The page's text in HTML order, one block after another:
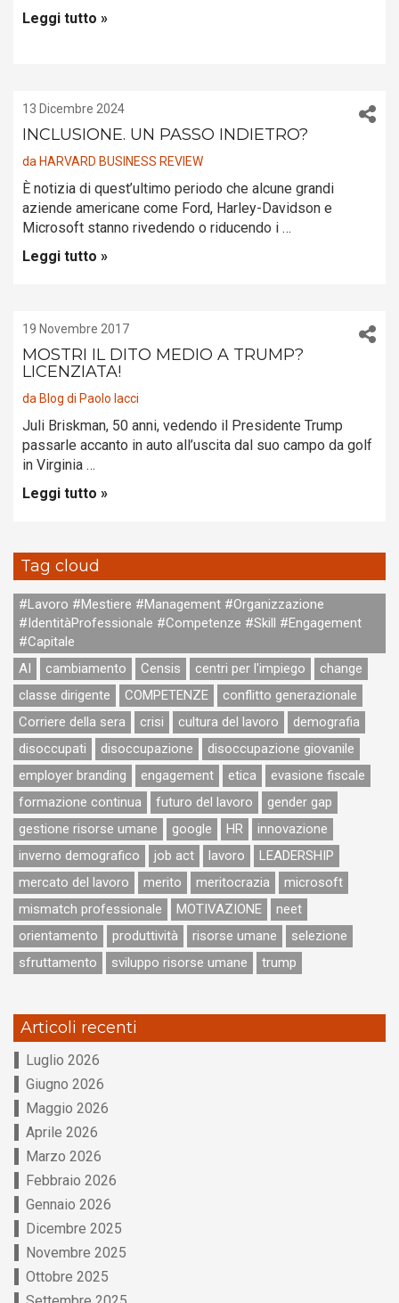
Leggi tutto »
13 Dicembre 2024
INCLUSIONE. UN PASSO INDIETRO?
da HARVARD BUSINESS REVIEW
È notizia di quest’ultimo periodo che alcune grandi
aziende americane come Ford, Harley-Davidson e
Microsoft stanno rivedendo o riducendo i …
Leggi tutto »
19 Novembre 2017
MOSTRI IL DITO MEDIO A TRUMP?
LICENZIATA!
da Blog di Paolo Iacci
Juli Briskman, 50 anni, vedendo il Presidente Trump
passarle accanto in auto all’uscita dal suo campo da golf
in Virginia …
Leggi tutto »
Tag cloud
#Lavoro #Mestiere #Management #Organizzazione
#IdentitàProfessionale #Competenze #Skill #Engagement
#Capitale
AI
cambiamento Censis centri per l'impiego
change
classe dirigente
COMPETENZE
conflitto generazionale
Corriere della sera
crisi cultura del lavoro
demografia
disoccupati
disoccupazione
disoccupazione giovanile
employer branding
engagement etica
evasione fiscale
formazione continua
futuro del lavoro
gender gap
gestione risorse umane
google HR
innovazione
inverno demografico
job act lavoro
LEADERSHIP
mercato del lavoro
merito meritocrazia
microsoft
mismatch professionale
MOTIVAZIONE
neet
orientamento
produttività risorse umane
selezione
sfruttamento
sviluppo risorse umane trump
Articoli recenti
Luglio 2026
Giugno 2026
Maggio 2026
Aprile 2026
Marzo 2026
Febbraio 2026
Gennaio 2026
Dicembre 2025
Novembre 2025
Ottobre 2025